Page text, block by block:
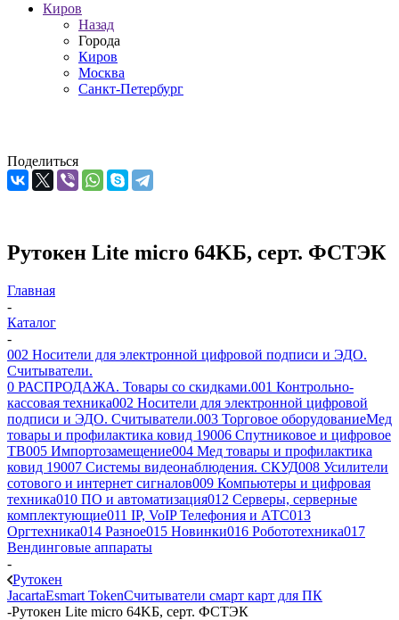
Киров
Назад
Города
Киров
Москва
Санкт-Петербург
Поделиться
Рутокен Lite micro 64KБ, серт. ФСТЭК
Главная
-
Каталог
-
002 Носители для электронной цифровой подписи и ЭДО.
Считыватели.
0 РАСПРОДАЖА. Товары со скидками.001 Контрольно-
кассовая техника002 Носители для электронной цифровой
подписи и ЭДО. Считыватели.003 Торговое оборудованиеМед
товары и профилактика ковид 19006 Спутниковое и цифровое
ТВ005 Импортозамещение004 Мед товары и профилактика
ковид 19007 Системы видеонаблюдения. СКУД008 Усилители
сотового и интернет сигналов009 Компьютеры и цифровая
техника010 ПО и автоматизация012 Серверы, серверные
комплектующие011 IP, VoIP Телефония и АТС013
Оргтехника014 Разное015 Новинки016 Робототехника017
Вендинговые аппараты
-
Рутокен
JacartaEsmart TokenСчитыватели смарт карт для ПК
-Рутокен Lite micro 64KБ, серт. ФСТЭК